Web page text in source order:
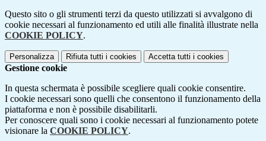
Questo sito o gli strumenti terzi da questo utilizzati si avvalgono di
cookie necessari al funzionamento ed utili alle finalità illustrate nella
COOKIE POLICY.
Personalizza Rifiuta tutti i cookies Accetta tutti i cookies
Gestione cookie
In questa schermata è possibile scegliere quali cookie consentire.
I cookie necessari sono quelli che consentono il funzionamento della
piattaforma e non è possibile disabilitarli.
Per conoscere quali sono i cookie necessari al funzionamento potete
visionare la COOKIE POLICY.